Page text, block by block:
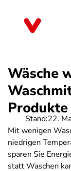
Wäsche
Produkte
Stand:22.
Mit wenigen
niedrigen
sparen Sie
statt Waschen